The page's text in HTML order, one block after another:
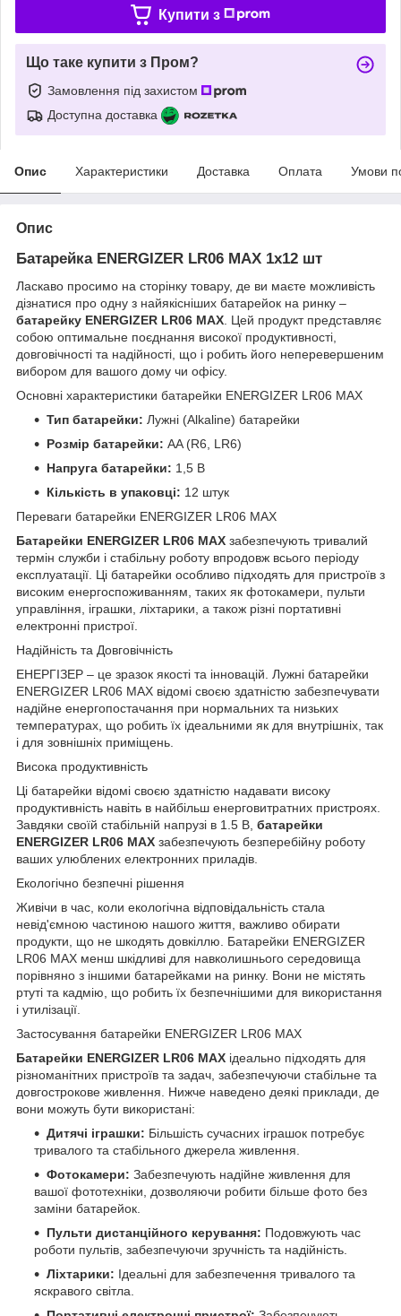
Купити з
Що таке купити з Пром?
Замовлення під захистом
Доступна доставка
Опис Характеристики Доставка Оплата Умови
Опис
Батарейка ENERGIZER LR06 MAX 1x12 шт
Ласкаво просимо на сторінку товару, де ви маєте можливість
дізнатися про одну з найякісніших батарейок на ринку –
батарейку ENERGIZER LR06 MAX . Цей продукт представляє
собою оптимальне поєднання високої продуктивності,
довговічності та надійності, що і робить його неперевершеним
вибором для вашого дому чи офісу.
Основні характеристики батарейки ENERGIZER LR06 MAX
Тип батарейки: Лужні (Alkaline) батарейки
Розмір батарейки: AA (R6, LR6)
Напруга батарейки: 1,5 В
Кількість в упаковці: 12 штук
Переваги батарейки ENERGIZER LR06 MAX
Батарейки ENERGIZER LR06 MAX забезпечують тривалий
термін служби і стабільну роботу впродовж всього періоду
експлуатації. Ці батарейки особливо підходять для пристроїв з
високим енергоспоживанням, таких як фотокамери, пульти
управління, іграшки, ліхтарики, а також різні портативні
електронні пристрої.
Надійність та Довговічність
ЕНЕРГІЗЕР – це зразок якості та інновацій. Лужні батарейки
ENERGIZER LR06 MAX відомі своєю здатністю забезпечувати
надійне енергопостачання при нормальних та низьких
температурах, що робить їх ідеальними як для внутрішніх, так
і для зовнішніх приміщень.
Висока продуктивність
Ці батарейки відомі своєю здатністю надавати високу
продуктивність навіть в найбільш енерговитратних пристроях.
Завдяки своїй стабільній напрузі в 1.5 В, батарейки
ENERGIZER LR06 MAX забезпечують безперебійну роботу
ваших улюблених електронних приладів.
Екологічно безпечні рішення
Живічи в час, коли екологічна відповідальність стала
невід'ємною частиною нашого життя, важливо обирати
продукти, що не шкодять довкіллю. Батарейки ENERGIZER
LR06 MAX менш шкідливі для навколишнього середовища
порівняно з іншими батарейками на ринку. Вони не містять
ртуті та кадмію, що робить їх безпечнішими для використання
і утилізації.
Застосування батарейки ENERGIZER LR06 MAX
Батарейки ENERGIZER LR06 MAX ідеально підходять для
різноманітних пристроїв та задач, забезпечуючи стабільне та
довгострокове живлення. Нижче наведено деякі приклади, де
вони можуть бути використані:
Дитячі іграшки: Більшість сучасних іграшок потребує
тривалого та стабільного джерела живлення.
Фотокамери: Забезпечують надійне живлення для
вашої фототехніки, дозволяючи робити більше фото без
заміни батарейок.
Пульти дистанційного керування: Подовжують час
роботи пультів, забезпечуючи зручність та надійність.
Ліхтарики: Ідеальні для забезпечення тривалого та
яскравого світла.